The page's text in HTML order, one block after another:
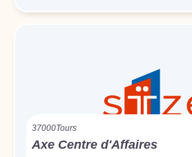
37000Tours
Axe Centre d'Affaires